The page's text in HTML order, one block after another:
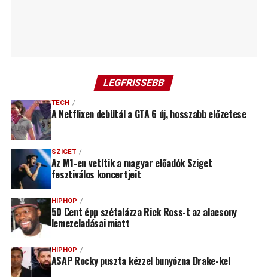
LEGFRISSEBB
TECH
A Netflixen debütál a GTA 6 új, hosszabb előzetese
SZIGET
Az M1-en vetítik a magyar előadók Sziget
fesztiválos koncertjeit
HIPHOP
50 Cent épp szétalázza Rick Ross-t az alacsony
lemezeladásai miatt
HIPHOP
A$AP Rocky puszta kézzel bunyózna Drake-kel